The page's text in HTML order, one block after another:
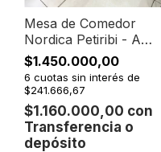
Mesa de Comedor
Nordica Petiribi - A
Pedido -
$1.450.000,00
$1.160.000,00 con
Transferencia o
depósito
6 cuotas sin interés de
$241.666,67